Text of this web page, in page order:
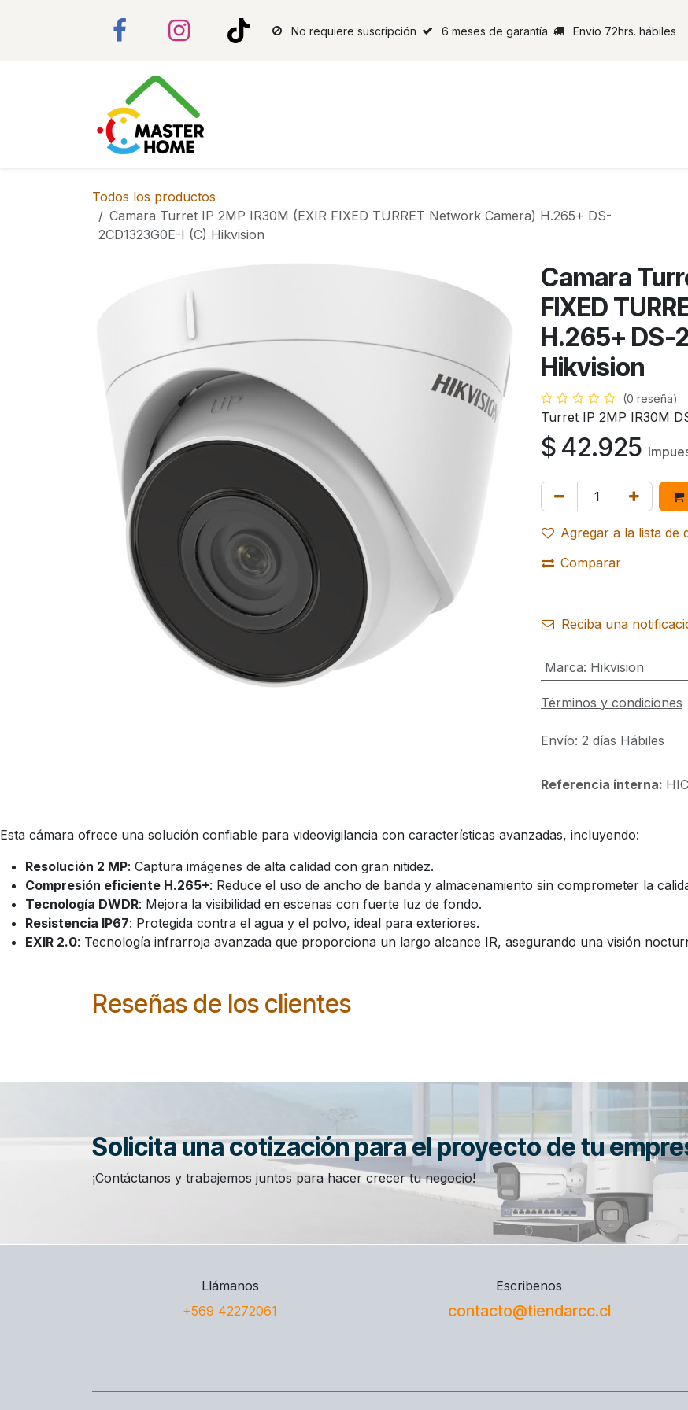
No requiere suscripción 6 meses de garantía Envío 72hrs. hábiles
Todos los productos
Camara Turret IP 2MP IR30M (EXIR FIXED TURRET Network Camera) H.265+ DS-
2CD1323G0E-I (C) Hikvision
Camara
FIXED
H.265+ DS-
Hikvision
(0 reseña)
Turret IP 2MP IR30M
$ 42.925
Agregar a la lista de
Comparar
Reciba una
Marca: Hikvision
Términos y condiciones
Envío: 2 días Hábiles
Referencia interna:
Esta cámara ofrece una solución confiable para videovigilancia con características avanzadas, incluyendo:
Resolución 2 MP: Captura imágenes de alta calidad con gran nitidez.
Compresión eficiente H.265+: Reduce el uso de ancho de banda y almacenamiento sin comprometer la
Tecnología DWDR: Mejora la visibilidad en escenas con fuerte luz de fondo.
Resistencia IP67: Protegida contra el agua y el polvo, ideal para exteriores.
EXIR 2.0: Tecnología infrarroja avanzada que proporciona un largo alcance IR, asegurando una visión
Reseñas de los clientes
Solicita una cotización para el proyecto de tu
¡Contáctanos y trabajemos juntos para hacer crecer tu negocio!
Llámanos
+569 42272061
Escribenos
contacto@tiendarcc.cl